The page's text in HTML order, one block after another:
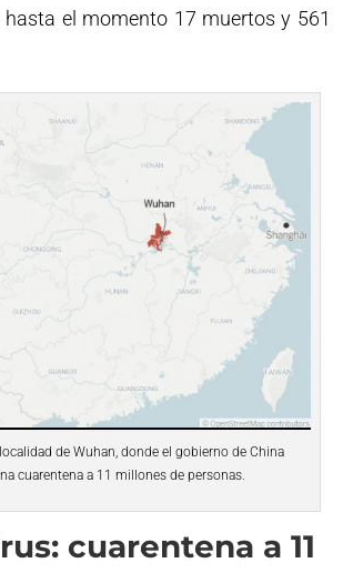
hasta el momento 17 muertos y 561
de Wuhan, donde el gobierno de China
cuarentena a 11 millones de personas.
cuarentena a 11